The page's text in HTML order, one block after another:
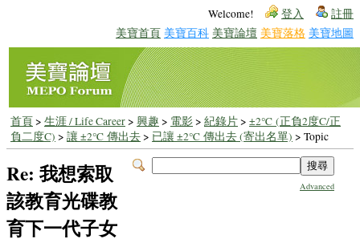
Welcome! 登入 註冊
美寶首頁 美寶百科 美寶論壇 美寶落格 美寶地圖
首頁> 生涯 / Life Career> 興趣 > 電影> 紀錄片> ±2℃ (正負2度C/正
負二度C) > 讓 ±2℃ 傳出去> 已讓 ±2℃ 傳出去 (寄出名單) > Topic
Advanced
Re: 我想索取
該教育光碟教
育下一代子女